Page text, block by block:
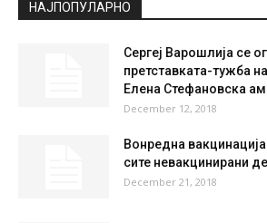
НАЈПОПУЛАРНО
Сергеј Варошлија се
претставката-тужба
Елена Стефановска
December 12, 2018
Вонредна
сите невакцинирани
December 21, 2018